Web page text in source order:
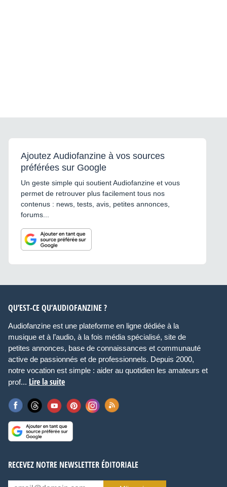
Ajoutez Audiofanzine à vos sources
préférées sur Google
Un geste simple qui soutient Audiofanzine et vous
permet de retrouver plus facilement tous nos
contenus : news, tests, avis, petites annonces,
forums...
QU’EST-CE QU’AUDIOFANZINE ?
Audiofanzine est une plateforme en ligne dédiée à la
musique et à l’audio, à la fois média spécialisé, site de
petites annonces, base de connaissances et communauté
active de passionnés et de professionnels. Depuis 2000,
notre vocation est simple : aider au quotidien les amateurs et
prof... Lire la suite
RECEVEZ NOTRE NEWSLETTER ÉDITORIALE